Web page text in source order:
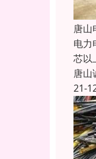
唐山
电力
芯以
唐山
21-